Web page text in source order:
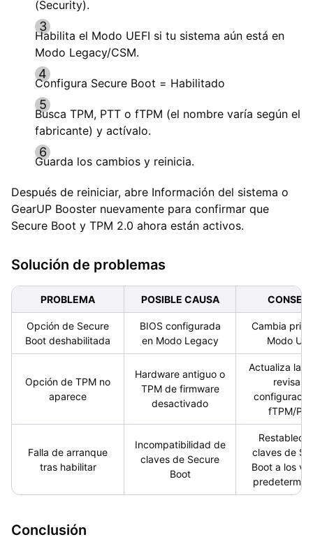
(Security).
Habilita el Modo UEFI si tu sistema aún está en
Modo Legacy/CSM.
Configura Secure Boot = Habilitado
Busca TPM, PTT o fTPM (el nombre varía según el
fabricante) y actívalo.
Guarda los cambios y reinicia.
Después de reiniciar, abre Información del sistema o
GearUP Booster nuevamente para confirmar que
Secure Boot y TPM 2.0 ahora están activos.
Solución de problemas
PROBLEMA POSIBLE CAUSA
Opción de Secure
Boot deshabilitada
BIOS configurada
en Modo Legacy
Cambia
Modo
Opción de TPM no
aparece
Hardware antiguo o
TPM de firmware
desactivado
Actualiza la
revisa la
fTPM/
Falla de arranque
tras habilitar
Incompatibilidad de
claves de Secure
Boot
Restablece
claves de
Boot a los
Conclusión